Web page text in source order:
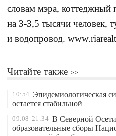
словам мэра, коттеджный
на 3-3,5 тысячи человек,
и водопровод.
Читайте также
10:54 Эпидемиологическая
остается стабильной
09.08 21:34 В Северной
образовательные сборы